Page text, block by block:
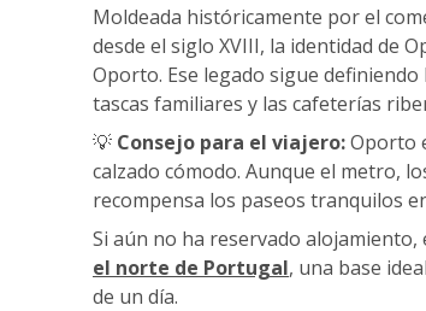
Moldeada históricamente por el
desde el siglo XVIII, la identidad de
Oporto. Ese legado sigue definiendo
tascas familiares y las cafeterías
💡 Consejo para el viajero:Oporto
calzado cómodo. Aunque el metro,
recompensa los paseos tranquilos
Si aún no ha reservado alojamiento,
el norte de Portugal, una base
de un día.